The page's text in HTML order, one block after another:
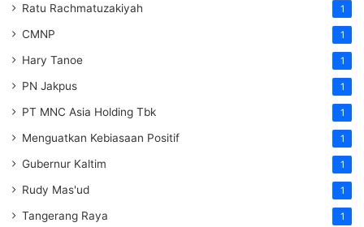
Ratu Rachmatuzakiyah 1
CMNP 1
Hary Tanoe 1
PN Jakpus 1
PT MNC Asia Holding Tbk 1
Menguatkan Kebiasaan Positif 1
Gubernur Kaltim 1
Rudy Mas'ud 1
Tangerang Raya 1